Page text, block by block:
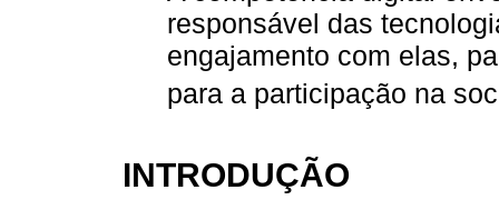
responsável das
engajamento com elas,
para a participação na
INTRODUÇÃO